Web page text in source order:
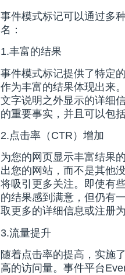
事件模式标记可以通过多
名：
1.丰富的结果
事件模式标记提供了特定
作为丰富的结果体现出来
文字说明之外显示的详细
的重要事实，并且可以包
2.点击率（CTR）增加
为您的网页显示丰富结果
出您的网站，而不是其他
将吸引更多关注。即使有
的结果感到满意，但仍有
取更多的详细信息或注册
3.流量提升
随着点击率的提高，实施
高的访问量。事件平台